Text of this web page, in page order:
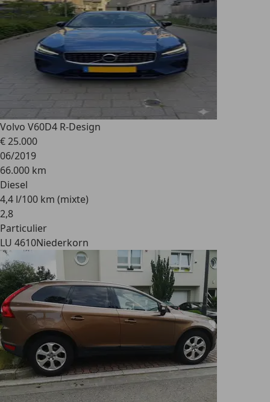
Volvo V60D4 R-Design
€ 25.000
06/2019
66.000 km
Diesel
4,4 l/100 km (mixte)
2,8
Particulier
LU 4610Niederkorn